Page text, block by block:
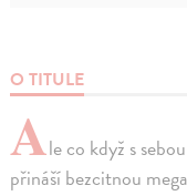
O TITULE
Ale co když s
přináší bezcitnou